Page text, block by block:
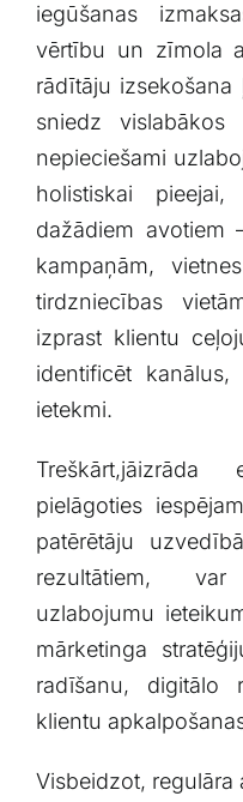
iegūšanas
vērtību un zīmola
rādītāju
sniedz
nepieciešami
holistiskai
dažādiem⁢ avotiem
kampaņām,
tirdzniecības
‍izprast klientu‍
identificēt
‌ietekmi.
pielāgoties
patērētāju
rezultātiem,
uzlabojumu
mārketinga⁢
radīšanu, digitālo
klientu
Visbeidzot, ⁣regulāra